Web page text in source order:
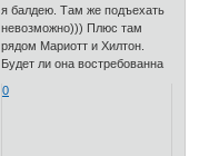
я балдею. Там же подъехать
невозможно))) Плюс там
рядом Мариотт и Хилтон.
Будет ли она востребованна
0